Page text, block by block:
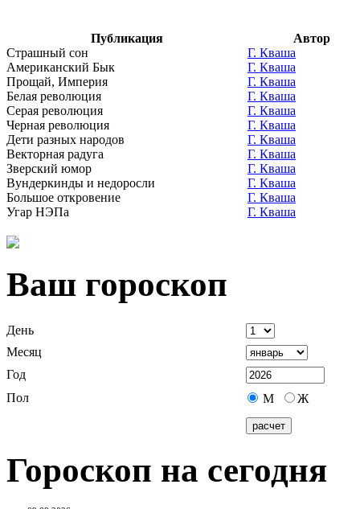
Публикация
Автор
Страшный сон
Г. Кваша
Американский Бык
Г. Кваша
Прощай, Империя
Г. Кваша
Белая революция
Г. Кваша
Серая революция
Г. Кваша
Черная революция
Г. Кваша
Дети разных народов
Г. Кваша
Векторная радуга
Г. Кваша
Зверский юмор
Г. Кваша
Вундеркинды и недоросли
Г. Кваша
Большое откровение
Г. Кваша
Угар НЭПа
Г. Кваша
Ваш гороскоп
День
Месяц
Год
Пол
М Ж
Гороскоп на сегодня